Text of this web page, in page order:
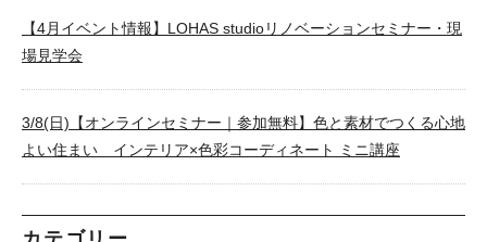
【4月イベント情報】LOHAS studioリノベーションセミナー・現
場見学会
3/8(日)【オンラインセミナー｜参加無料】色と素材でつくる心地
よい住まい インテリア×色彩コーディネート ミニ講座